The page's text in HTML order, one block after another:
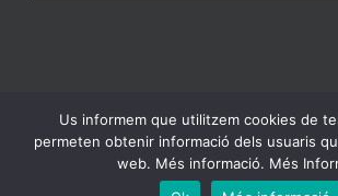
Copyright 2023 Ajuntament de Gandesa | All
Política de Privacidad
Facebook
X Email:
Us informem que utilitzem cookies de
permeten obtenir informació dels usuaris
web. Més informació. Més